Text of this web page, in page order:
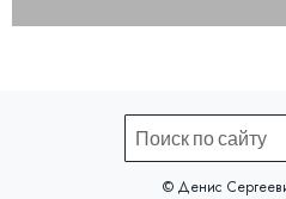
©️ Денис